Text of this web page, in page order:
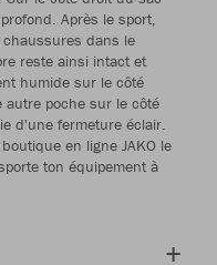
Après le sport,
dans le
reste ainsi intact et
humide sur le côté
poche sur le côté
d'une fermeture éclair.
en ligne JAKO le
ton équipement à